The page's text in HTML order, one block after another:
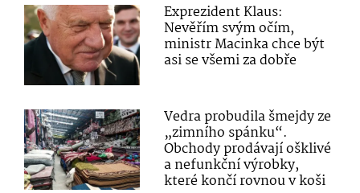
Exprezident Klaus:
Nevěřím svým očím,
ministr Macinka chce být
asi se všemi za dobře
Vedra probudila šmejdy ze
„zimního spánku“.
Obchody prodávají ošklivé
a nefunkční výrobky,
které končí rovnou v koši